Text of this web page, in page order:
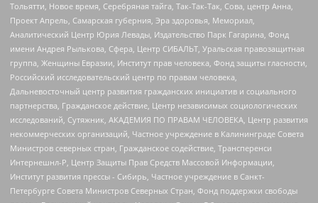
Тольятти, Новое время, Серебряная тайга, Так-Так-Так, Сова, центр Анна,
Проект Апрель, Самарская губерния, Эра здоровья, Мемориал,
Аналитический Центр Юрия Левады, Издательство Парк Гагарина, Фонд
имени Андрея Рылькова, Сфера, Центр СИБАЛЬТ, Уральская правозащитная
группа, Женщины Евразии, Институт прав человека, Фонд защиты гласности,
Российский исследовательский центр по правам человека,
Дальневосточный центр развития гражданских инициатив и социального
партнерства, Гражданское действие, Центр независимых социологических
исследований, Сутяжник, АКАДЕМИЯ ПО ПРАВАМ ЧЕЛОВЕКА, Центр развития
некоммерческих организаций, Частное учреждение в Калининграде Совета
Министров северных стран, Гражданское содействие, Трансперенси
Интернешнл-Р, Центр Защиты Прав Средств Массовой Информации,
Институт развития прессы - Сибирь, Частное учреждение в Санкт-
Петербурге Совета Министров Северных Стран, Фонд поддержки свободы